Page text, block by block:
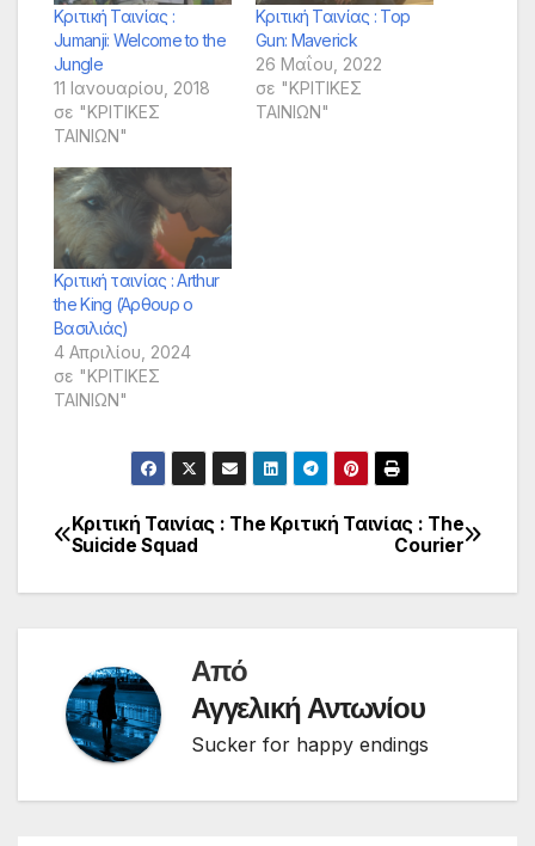
Κριτική Ταινίας :
Jumanji: Welcome to the
Jungle
11 Ιανουαρίου, 2018
σε "ΚΡΙΤΙΚΕΣ
ΤΑΙΝΙΩΝ"
Κριτική Ταινίας : Top
Gun: Maverick
26 Μαΐου, 2022
σε "ΚΡΙΤΙΚΕΣ
ΤΑΙΝΙΩΝ"
Κριτική ταινίας : Arthur
the King (Άρθουρ ο
Βασιλιάς)
4 Απριλίου, 2024
σε "ΚΡΙΤΙΚΕΣ
ΤΑΙΝΙΩΝ"
Πλοήγηση
άρθρων
Κριτική Ταινίας : The
Courier
Κριτική Ταινίας :‎ The
Suicide Squad
Από
Αγγελική Αντωνίου
Sucker for happy endings